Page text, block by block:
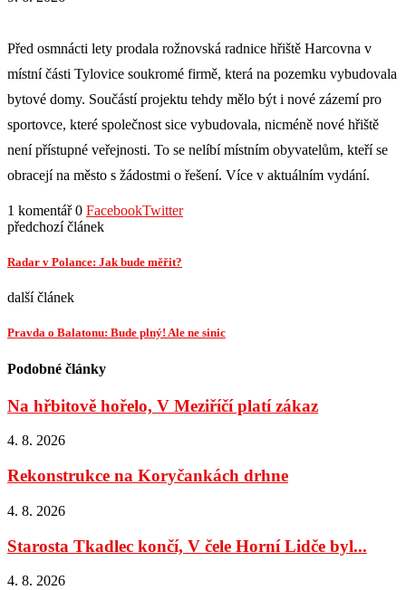
Před osmnácti lety prodala rožnovská radnice hřiště Harcovna v
místní části Tylovice soukromé firmě, která na pozemku vybudovala
bytové domy. Součástí projektu tehdy mělo být i nové zázemí pro
sportovce, které společnost sice vybudovala, nicméně nové hřiště
není přístupné veřejnosti. To se nelíbí místním obyvatelům, kteří se
obracejí na město s žádostmi o řešení. Více v aktuálním vydání.
1 komentář 0 FacebookTwitter
předchozí článek
Radar v Polance: Jak bude měřit?
další článek
Pravda o Balatonu: Bude plný! Ale ne sinic
Podobné články
Na hřbitově hořelo, V Meziříčí platí zákaz
4. 8. 2026
Rekonstrukce na Koryčankách drhne
4. 8. 2026
Starosta Tkadlec končí, V čele Horní Lidče byl...
4. 8. 2026